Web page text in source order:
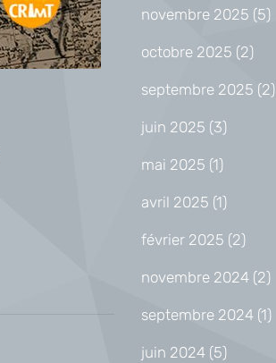
novembre 2025 (5)
octobre 2025 (2)
septembre 2025 (2)
juin 2025 (3)
mai 2025 (1)
avril 2025 (1)
février 2025 (2)
novembre 2024 (2)
septembre 2024 (1)
juin 2024 (5)